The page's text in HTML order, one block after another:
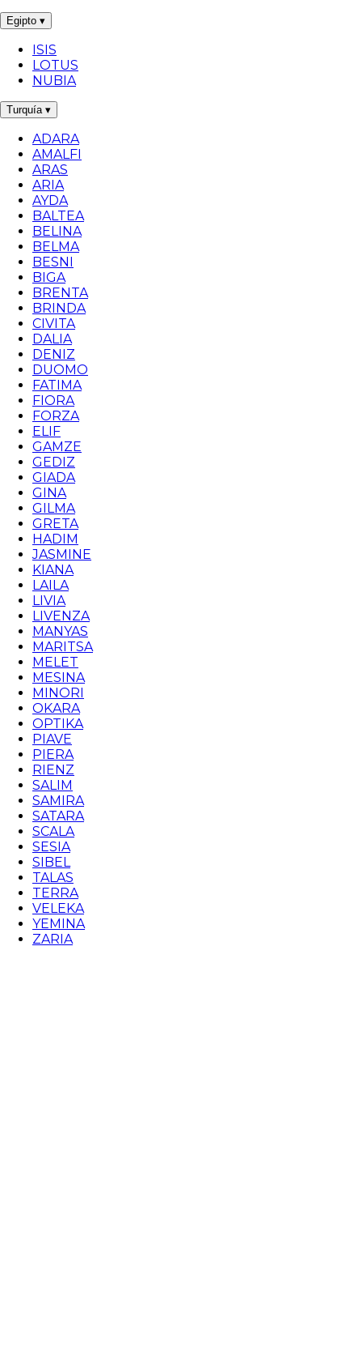
Egipto ▾
ISIS
LOTUS
NUBIA
Turquía ▾
ADARA
AMALFI
ARAS
ARIA
AYDA
BALTEA
BELINA
BELMA
BESNI
BIGA
BRENTA
BRINDA
CIVITA
DALIA
DENIZ
DUOMO
FATIMA
FIORA
FORZA
ELIF
GAMZE
GEDIZ
GIADA
GINA
GILMA
GRETA
HADIM
JASMINE
KIANA
LAILA
LIVIA
LIVENZA
MANYAS
MARITSA
MELET
MESINA
MINORI
OKARA
OPTIKA
PIAVE
PIERA
RIENZ
SALIM
SAMIRA
SATARA
SCALA
SESIA
SIBEL
TALAS
TERRA
VELEKA
YEMINA
ZARIA